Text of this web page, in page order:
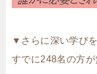
▼さらに深い学び
すでに248名の方